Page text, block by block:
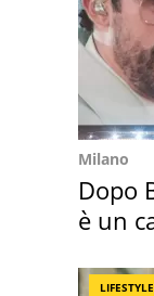
Milano
Dopo
è un
LIFESTYLE